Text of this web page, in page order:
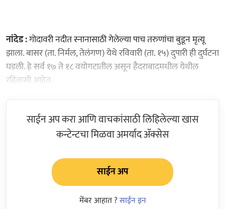
नांदेड :गोदावरी नदीत स्नानासाठी गेलेल्या पाच तरुणांचा बुडून मृत्यू
झाला. बासर (ता. निर्मल, तेलंगण) येथे रविवारी (ता. १५) दुपारी ही दुर्घटना
घडली. हे सर्व १७ ते १८ वयोगटातील असून हैदराबादमधील येथील
रहिवासी आहेत.
साईन अप करा आणि वाचकांसाठी लिहिलेल्या खास
कन्टेन्टचा मिळवा अमर्याद ॲक्सेस
साईन अप
मेंबर आहात ?साईन इन